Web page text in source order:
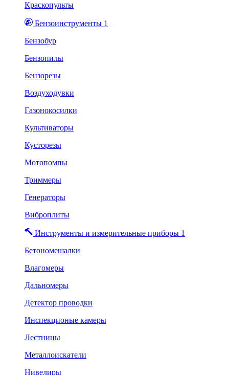
Краскопульты
Бензоинструменты 1
Бензобур
Бензопилы
Бензорезы
Воздуходувки
Газонокосилки
Культиваторы
Кусторезы
Мотопомпы
Триммеры
Генераторы
Виброплиты
Инструменты и измерительные приборы 1
Бетономешалки
Влагомеры
Дальномеры
Детектор проводки
Инспекционые камеры
Лестницы
Металлоискатели
Нивелиры